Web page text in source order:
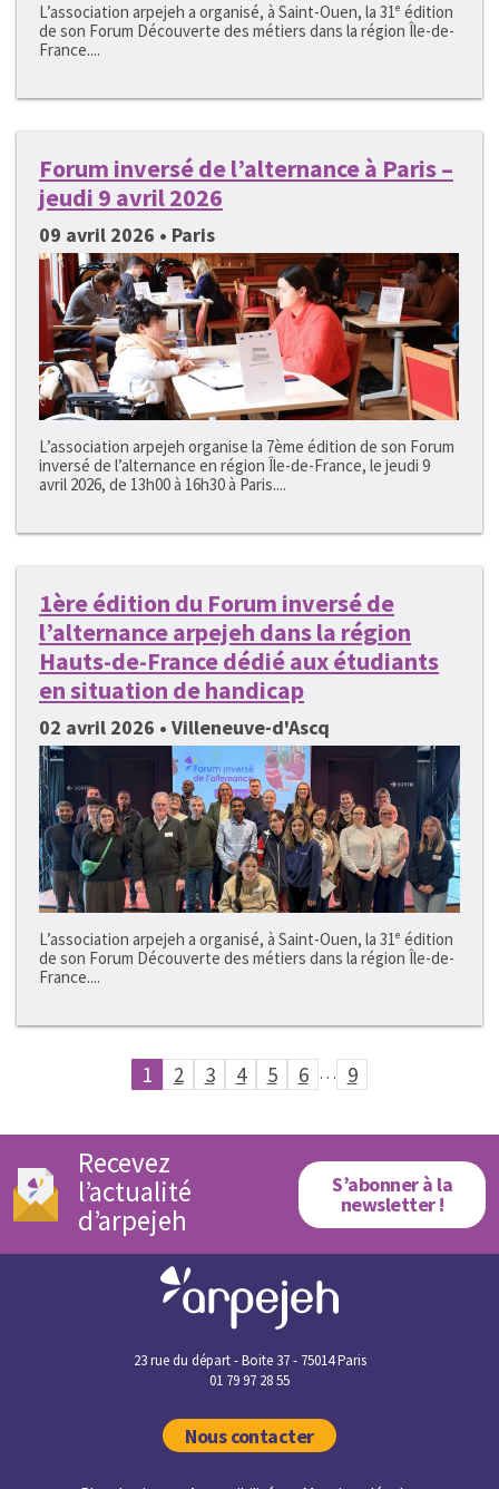
L’association arpejeh a organisé, à Saint-Ouen, la 31ᵉ édition
de son Forum Découverte des métiers dans la région Île-de-
France....
Forum inversé de l’alternance à Paris –
jeudi 9 avril 2026
09 avril 2026 • Paris
L’association arpejeh organise la 7ème édition de son Forum
inversé de l’alternance en région Île-de-France, le jeudi 9
avril 2026, de 13h00 à 16h30 à Paris....
1ère édition du Forum inversé de
l’alternance arpejeh dans la région
Hauts-de-France dédié aux étudiants
en situation de handicap
02 avril 2026 • Villeneuve-d'Ascq
L’association arpejeh a organisé, à Saint-Ouen, la 31ᵉ édition
de son Forum Découverte des métiers dans la région Île-de-
France....
1 2 3 4 5 6 … 9
Recevez
l’actualité
d’arpejeh
S’abonner à la
newsletter !
23 rue du départ - Boite 37 - 75014 Paris
01 79 97 28 55
Nous contacter